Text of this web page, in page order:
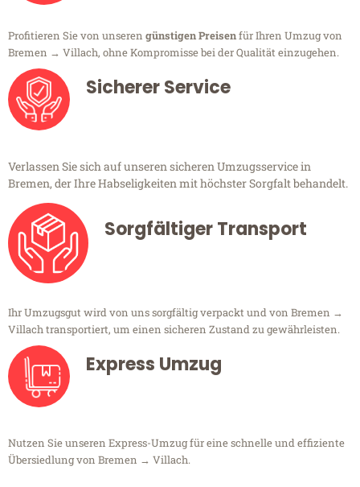
Profitieren Sie von unseren günstigen Preisenfür Ihren Umzug von
Bremen → Villach, ohne Kompromisse bei der Qualität einzugehen.
Sicherer Service
Verlassen Sie sich auf unseren sicheren Umzugsservice in
Bremen, der Ihre Habseligkeiten mit höchster Sorgfalt behandelt.
Sorgfältiger Transport
Ihr Umzugsgut wird von uns sorgfältig verpackt und von Bremen →
Villach transportiert, um einen sicheren Zustand zu gewährleisten.
Express Umzug
Nutzen Sie unseren Express-Umzug für eine schnelle und effiziente
Übersiedlung von Bremen → Villach.